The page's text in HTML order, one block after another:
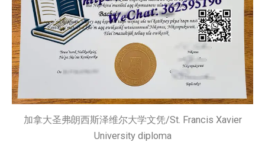
加拿大圣弗朗西斯泽维尔大学文凭/St. Francis Xavier
University diploma